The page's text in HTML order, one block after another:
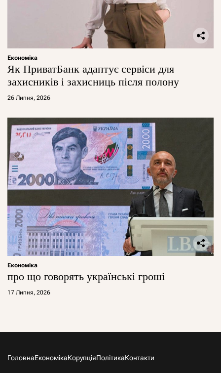
Економіка
Як ПриватБанк адаптує сервіси для
захисників і захисниць після полону
26 Липня, 2026
Економіка
про що говорять українські гроші
17 Липня, 2026
ГоловнаЕкономікаКорупціяПолітикаКонтакти